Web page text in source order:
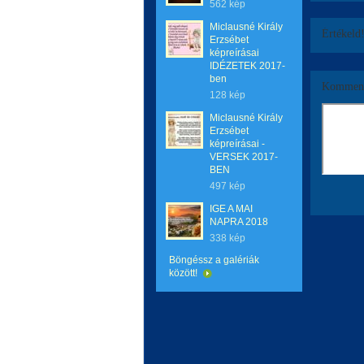
562 kép
Miclausné Király
Erzsébet
képreírásai
IDÉZETEK 2017-
ben
128 kép
Miclausné Király
Erzsébet
képreírásai -
VERSEK 2017-
BEN
497 kép
IGE A MAI
NAPRA 2018
338 kép
Böngéssz a galériák
között!
Értékeld!